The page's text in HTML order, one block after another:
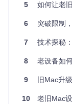
OpenCore
CPU指令集限
固件兼容性问
技术原理：双轨
OCLP采用分层
引导层适配
5 如何让老旧Mac
6 突破限制，焕发
7 技术探秘：老
8 老设备如何焕发
9 旧Mac升级
10 老旧Mac设备